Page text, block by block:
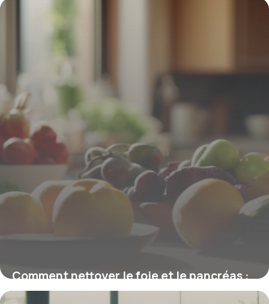
Comment nettoyer le foie et le pancréas :
astuces naturelles pour une détox efficace